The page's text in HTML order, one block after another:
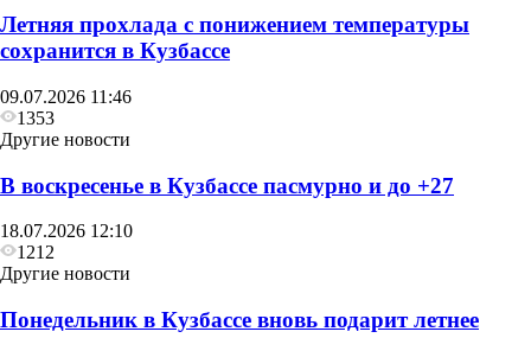
Летняя прохлада с понижением температуры
сохранится в Кузбассе
09.07.2026 11:46
1353
Другие новости
В воскресенье в Кузбассе пасмурно и до +27
18.07.2026 12:10
1212
Другие новости
Понедельник в Кузбассе вновь подарит летнее